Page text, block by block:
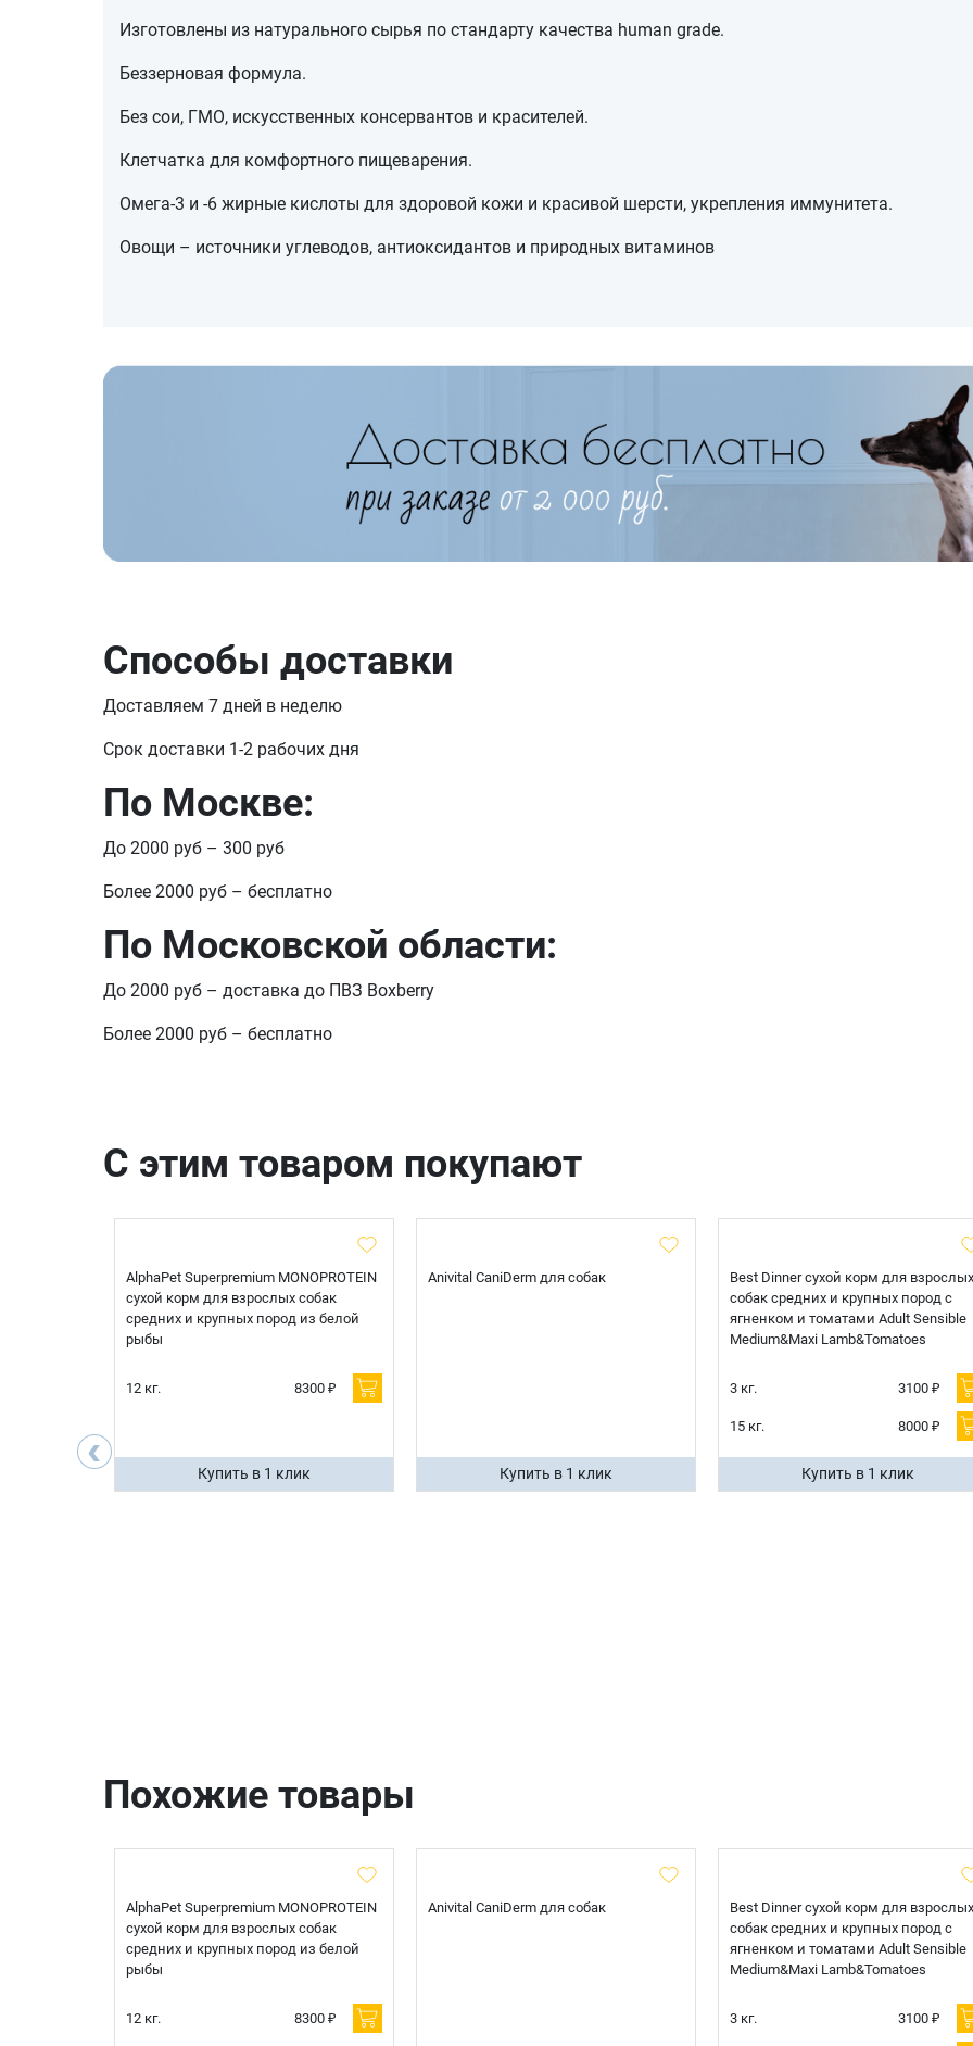
Изготовлены из натурального сырья по стандарту качества human grade.
Беззерновая формула.
Без сои, ГМО, искусственных консервантов и красителей.
Клетчатка для комфортного пищеварения.
Омега-3 и -6 жирные кислоты для здоровой кожи и красивой шерсти, укрепления иммунитета.
Овощи – источники углеводов, антиоксидантов и природных витаминов
Способы доставки
Доставляем 7 дней в неделю
Срок доставки 1-2 рабочих дня
По Москве:
До 2000 руб – 300 руб
Более 2000 руб – бесплатно
По Московской области:
До 2000 руб – доставка до ПВЗ Boxberry
Более 2000 руб – бесплатно
С этим товаром покупают
‹
AlphaPet Superpremium MONOPROTEIN
сухой корм для взрослых собак
средних и крупных пород из белой
рыбы
12 кг. 8300 ₽
Купить в 1 клик
Anivital CaniDerm для собак
Купить в 1 клик
Best Dinner сухой корм для взрослых
собак средних и крупных пород с
ягненком и томатами Adult Sensible
Medium&Maxi Lamb&Tomatoes
3 кг. 3100 ₽
15 кг. 8000 ₽
Купить в 1 клик
Похожие товары
AlphaPet Superpremium MONOPROTEIN
сухой корм для взрослых собак
средних и крупных пород из белой
рыбы
12 кг. 8300 ₽
Anivital CaniDerm для собак
Best Dinner сухой корм для взрослых
собак средних и крупных пород с
ягненком и томатами Adult Sensible
Medium&Maxi Lamb&Tomatoes
3 кг. 3100 ₽